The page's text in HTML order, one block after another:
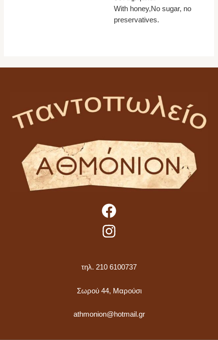
With honey,No sugar, no
preservatives.
τηλ. 210 6100737
Σωρού 44, Μαρούσι
athmonion@hotmail.gr